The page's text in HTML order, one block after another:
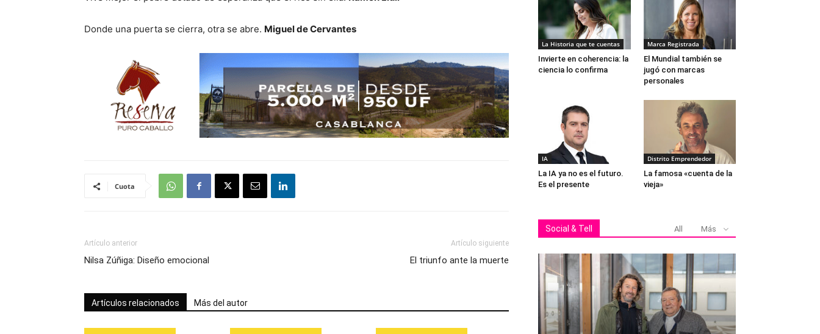
Donde una puerta se cierra, otra se abre. Miguel de Cervantes
Cuota
Artículo anterior
Nilsa Zúñiga: Diseño emocional
Artículo siguiente
El triunfo ante la muerte
Artículos relacionados Más del autor
La Historia que te cuentas
Invierte en coherencia: la
ciencia lo confirma
Marca Registrada
El Mundial también se
jugó con marcas
personales
IA
La IA ya no es el futuro.
Es el presente
Distrito Emprendedor
La famosa «cuenta de la
vieja»
Social & Tell All Más